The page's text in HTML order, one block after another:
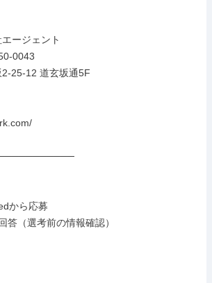
ージェント
0043
25-12 道玄坂通5F
から応募
答（選考前の情報確認）